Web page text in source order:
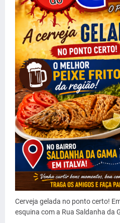
Cerveja gelada no ponto certo!
esquina com a Rua Saldanha da